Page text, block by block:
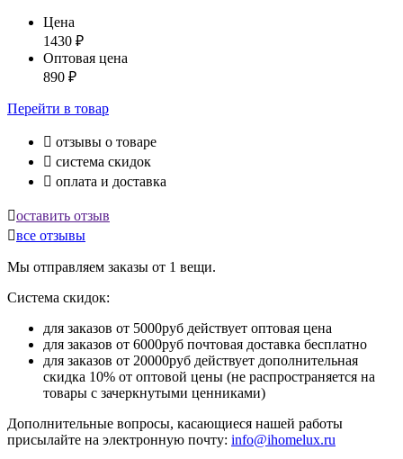
Цена
1430 ₽
Оптовая цена
890 ₽
Перейти в товар
 отзывы о товаре
 система скидок
 оплата и доставка
оставить отзыв
все отзывы
Мы отправляем заказы от 1 вещи.
Система скидок:
для заказов от 5000руб действует оптовая цена
для заказов от 6000руб почтовая доставка бесплатно
для заказов от 20000руб действует дополнительная
скидка 10% от оптовой цены (не распространяется на
товары с зачеркнутыми ценниками)
Дополнительные вопросы, касающиеся нашей работы
присылайте на электронную почту: info@ihomelux.ru